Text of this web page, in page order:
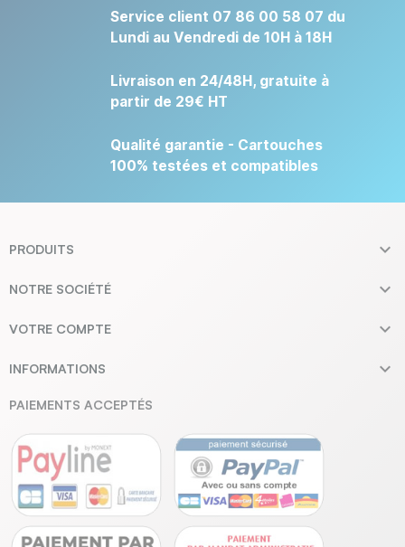
Service client 07 86 00 58 07 du
Lundi au Vendredi de 10H à 18H
Livraison en 24/48H, gratuite à
partir de 29€ HT
Qualité garantie - Cartouches
100% testées et compatibles
PRODUITS 
NOTRE SOCIÉTÉ 
VOTRE COMPTE 
INFORMATIONS 
PAIEMENTS ACCEPTÉS